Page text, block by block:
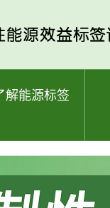
解能源标签